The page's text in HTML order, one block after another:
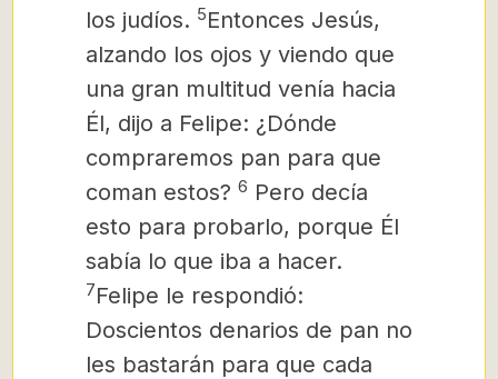
los judíos. 5Entonces Jesús,
alzando los ojos y viendo que
una gran multitud venía hacia
Él, dijo a Felipe: ¿Dónde
compraremos pan para que
coman estos? 6 Pero decía
esto para probarlo, porque Él
sabía lo que iba a hacer.
7Felipe le respondió:
Doscientos denarios de pan no
les bastarán para que cada